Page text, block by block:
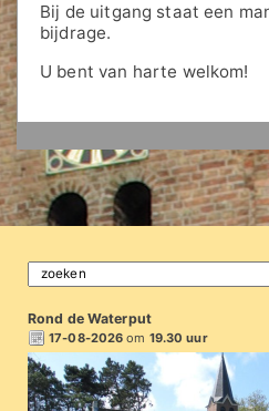
Bij de uitgang staat een
bijdrage.
U bent van harte welkom!
Rond de Waterput
17-08-2026 om 19.30 uur